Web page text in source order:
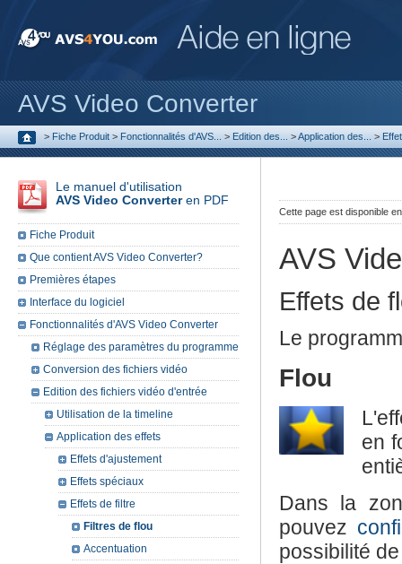
AVS Video Converter
> Fiche Produit > Fonctionnalités d'AVS... > Edition des... >Application des... >
Cette page est disponible
AVS
Effets de
Le
Flou
en
Dans la
pouvez
possibilité
Le manuel d'utilisation
AVS Video Converteren PDF
Fiche Produit
Que contient AVS Video Converter?
Premières étapes
Interface du logiciel
Fonctionnalités d'AVS Video Converter
Réglage des paramètres du programme
Conversion des fichiers vidéo
Edition des fichiers vidéo d'entrée
Utilisation de la timeline
Application des effets
Effets d'ajustement
Effets spéciaux
Effets de filtre
Filtres de flou
Accentuation